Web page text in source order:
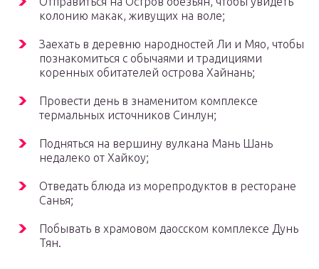
колонию макак, живущих на воле;
Заехать в деревню народностей Ли и Мяо, чтобы
познакомиться с обычаями и традициями
коренных обитателей острова Хайнань;
Провести день в знаменитом комплексе
термальных источников Синлун;
Подняться на вершину вулкана Мань Шань
недалеко от Хайкоу;
Отведать блюда из морепродуктов в ресторане
Санья;
Побывать в храмовом даосском комплексе Дунь
Тян.